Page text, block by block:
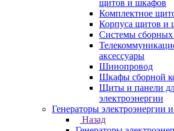
щитов и шкафов
Комплектное
Корпуса щитов и
Системы
аксессуары
Шинопровод
Шкафы сборной
Щиты и панели
электроэнергии
Генераторы электроэнергии
Назад